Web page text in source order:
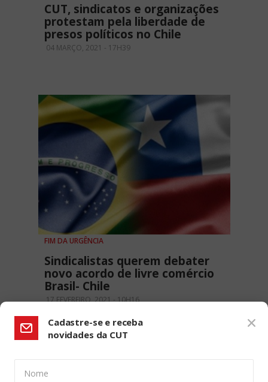
CUT, sindicatos e organizações
protestam pela liberdade de
presos políticos no Chile
04 MARÇO, 2021 - 17H39
FIM DA URGÊNCIA
Sindicalistas querem debater
novo acordo de livre comércio
Brasil- Chile
17 FEVEREIRO, 2021 - 10H16
Cadastre-se e receba
novidades da CUT
Nome